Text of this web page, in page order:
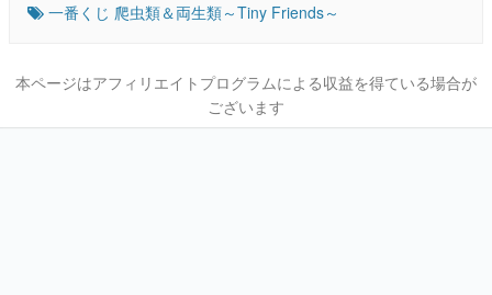
一番くじ 爬虫類＆両生類～Tiny Friends～
本ページはアフィリエイトプログラムによる収益を得ている場合が
ございます